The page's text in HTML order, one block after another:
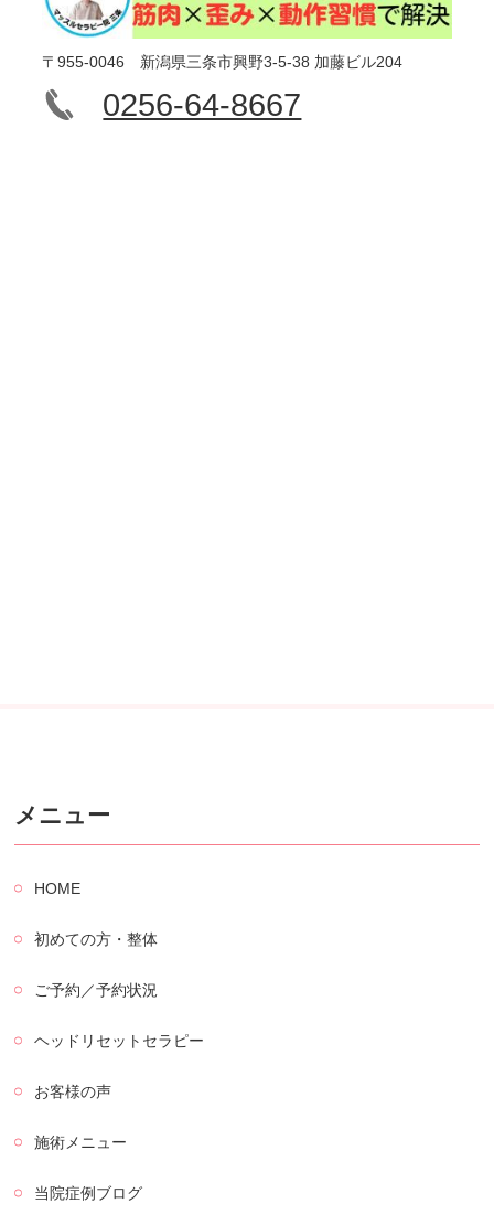
〒955-0046 新潟県三条市興野3-5-38 加藤ビル204
0256-64-8667
メニュー
HOME
初めての方・整体
ご予約／予約状況
ヘッドリセットセラピー
お客様の声
施術メニュー
当院症例ブログ